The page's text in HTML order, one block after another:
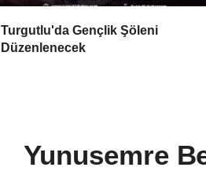
Turgutlu'da Gençlik Şöleni
Düzenlenecek
Yunusemre